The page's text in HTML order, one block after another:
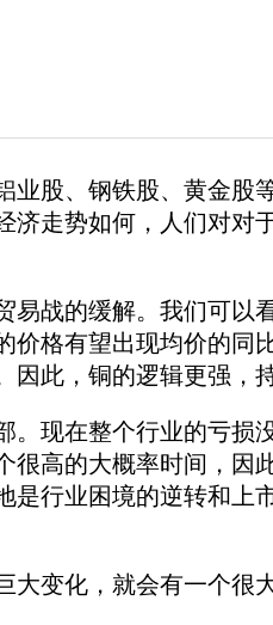
业股、钢铁股、黄金股
走势如何，人们对对
战的缓解。我们可以
格有望出现均价的同
此，铜的逻辑更强，
现在整个行业的亏损
高的大概率时间，因
行业困境的逆转和上
变化，就会有一个很